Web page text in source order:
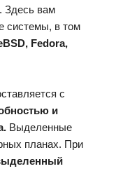
Здесь вам
системы, в том
Fedora,
с
и
Выделенные
планах. При